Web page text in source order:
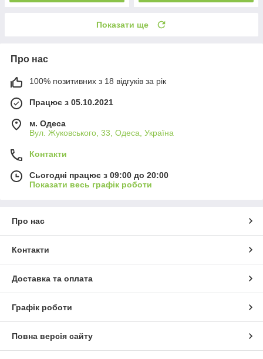
Показати ще
Про нас
100% позитивних з 18 відгуків за рік
Працює з 05.10.2021
м. Одеса
Вул. Жуковського, 33, Одеса, Україна
Контакти
Сьогодні працює з 09:00 до 20:00
Показати весь графік роботи
Про нас
Контакти
Доставка та оплата
Графік роботи
Повна версія сайту